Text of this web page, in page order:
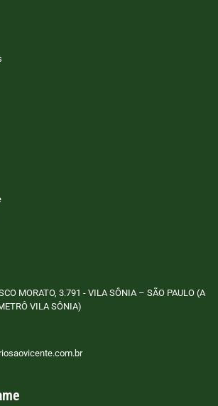
MORATO, 3.791 - VILA SÔNIA – SÃO PAULO (A
VILA SÔNIA)